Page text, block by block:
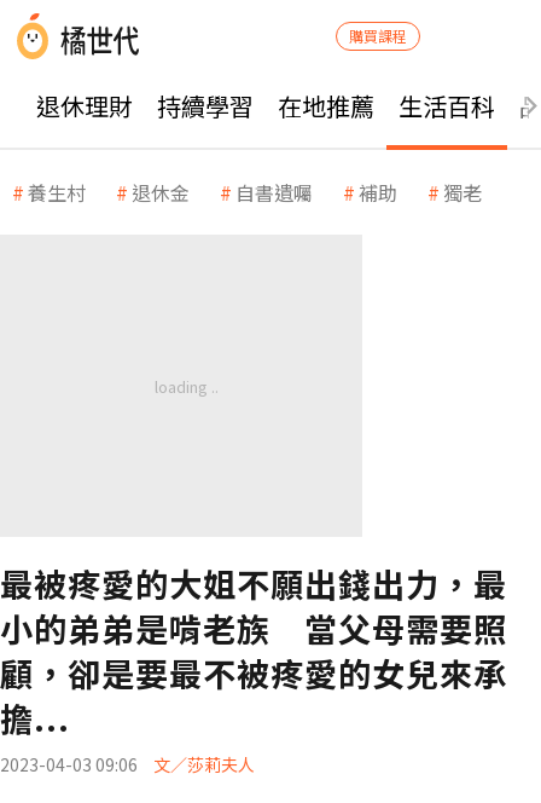
購買課程
退休理財 持續學習 在地推薦 生活百科
養生村 退休金 自書遺囑 補助 獨老
最被疼愛的大姐不願出錢出力，最
小的弟弟是啃老族 當父母需要照
顧，卻是要最不被疼愛的女兒來承
擔...
2023-04-03 09:06 文／莎莉夫人